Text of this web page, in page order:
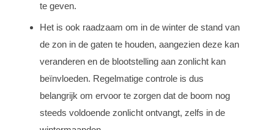
te geven.
Het is ook raadzaam om in de winter de stand van
de zon in de gaten te houden, aangezien deze kan
veranderen en de blootstelling aan zonlicht kan
beïnvloeden. Regelmatige controle is dus
belangrijk om ervoor te zorgen dat de boom nog
steeds voldoende zonlicht ontvangt, zelfs in de